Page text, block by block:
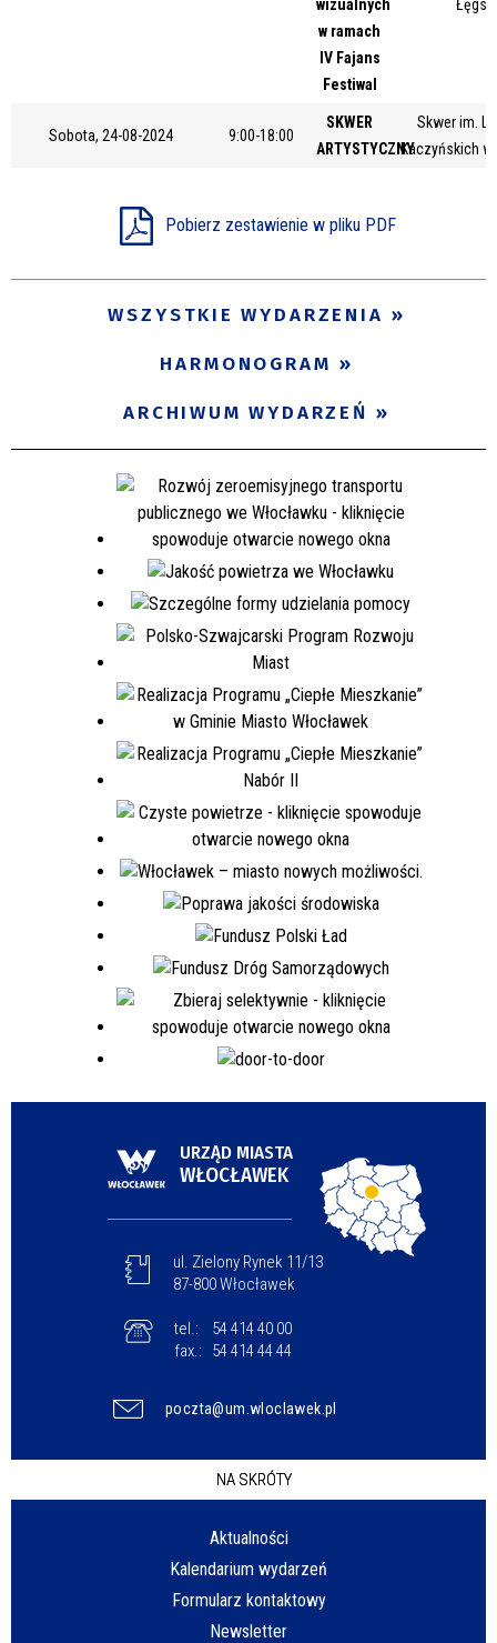
wizualnych
w ramach
IV Fajans
Festiwal
Sobota, 24-08-2024 9:00-18:00
SKWER
ARTYSTYCZNY
Skwer im.
Kaczyńskich
Pobierz zestawienie w pliku PDF
WSZYSTKIE WYDARZENIA
HARMONOGRAM
ARCHIWUM WYDARZEŃ
URZĄD MIASTA
WŁOCŁAWEK
ul. Zielony Rynek 11/13
87-800 Włocławek
tel.:
54 414 40 00
fax.:
54 414 44 44
poczta@um.wloclawek.pl
NA SKRÓTY
Aktualności
Kalendarium wydarzeń
Formularz kontaktowy
Newsletter